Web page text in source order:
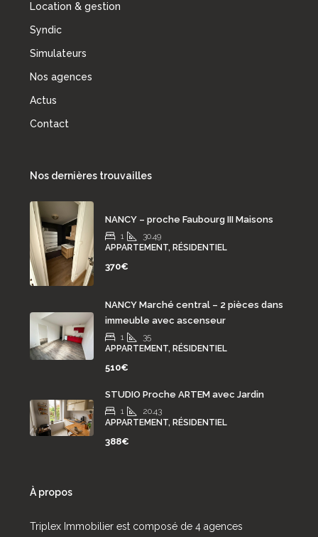
Location & gestion
Syndic
Simulateurs
Nos agences
Actus
Contact
Nos dernières trouvailles
NANCY – proche Faubourg III Maisons
1
30.49
APPARTEMENT, RÉSIDENTIEL
370€
NANCY Marché central – 2 pièces dans
immeuble avec ascenseur
1
35
APPARTEMENT, RÉSIDENTIEL
510€
STUDIO Proche ARTEM avec Jardin
1
20.43
APPARTEMENT, RÉSIDENTIEL
388€
À propos
Triplex Immobilier est composé de 4 agences